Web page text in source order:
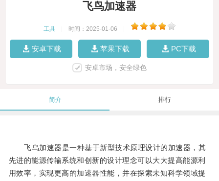
飞鸟加速器
工具 时间：2025-01-06
安卓下载 苹果下载 PC下载
安卓市场，安全绿色
简介 排行
飞乌加速器是一种基于新型技术原理设计的加速器，其
先进的能源传输系统和创新的设计理念可以大大提高能源利
用效率，实现更高的加速器性能，并在探索未知科学领域提